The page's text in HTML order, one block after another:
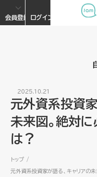
会員登録 ログイン
2025.10.21
元外資系投資
未来図。絶対に
は？
トップ
元外資系投資家が語る、キャリアの未